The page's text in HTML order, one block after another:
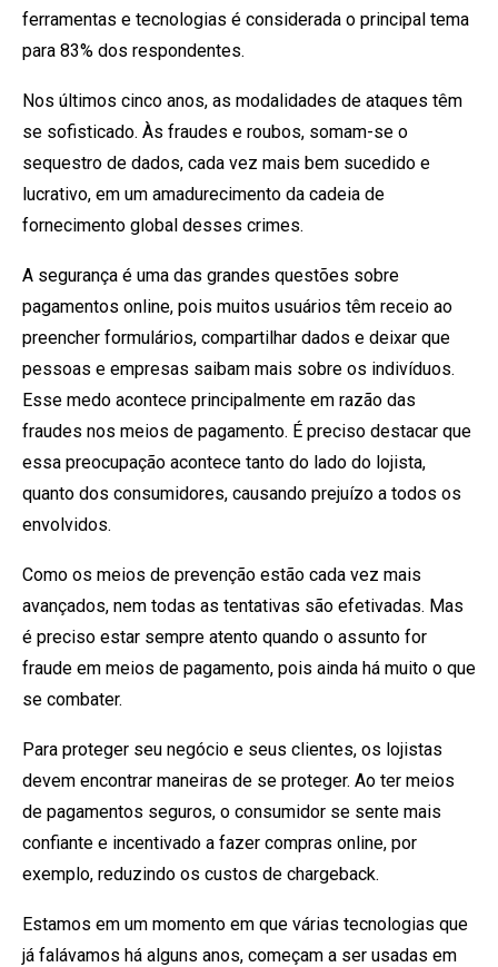
ferramentas e tecnologias é considerada o principal tema
para 83% dos respondentes.
Nos últimos cinco anos, as modalidades de ataques têm
se sofisticado. Às fraudes e roubos, somam-se o
sequestro de dados, cada vez mais bem sucedido e
lucrativo, em um amadurecimento da cadeia de
fornecimento global desses crimes.
A segurança é uma das grandes questões sobre
pagamentos online, pois muitos usuários têm receio ao
preencher formulários, compartilhar dados e deixar que
pessoas e empresas saibam mais sobre os indivíduos.
Esse medo acontece principalmente em razão das
fraudes nos meios de pagamento. É preciso destacar que
essa preocupação acontece tanto do lado do lojista,
quanto dos consumidores, causando prejuízo a todos os
envolvidos.
Como os meios de prevenção estão cada vez mais
avançados, nem todas as tentativas são efetivadas. Mas
é preciso estar sempre atento quando o assunto for
fraude em meios de pagamento, pois ainda há muito o que
se combater.
Para proteger seu negócio e seus clientes, os lojistas
devem encontrar maneiras de se proteger. Ao ter meios
de pagamentos seguros, o consumidor se sente mais
confiante e incentivado a fazer compras online, por
exemplo, reduzindo os custos de chargeback.
Estamos em um momento em que várias tecnologias que
já falávamos há alguns anos, começam a ser usadas em